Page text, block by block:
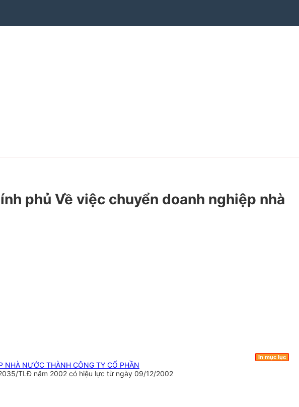
phủ Về việc chuyển doanh nghiệp nhà
In mục lục
NHÀ NƯỚC THÀNH CÔNG TY CỔ PHẦN
TLĐ năm 2002 có hiệu lực từ ngày 09/12/2002